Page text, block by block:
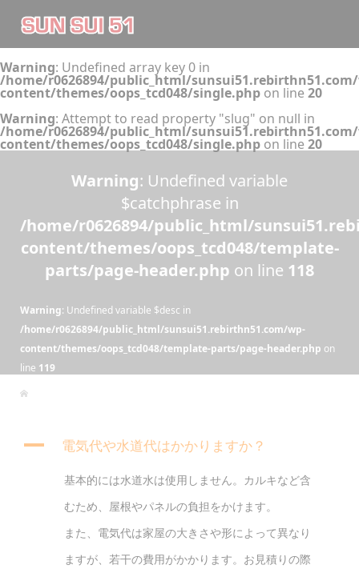
Warning: Undefined array key 0 in
/home/r0626894/public_html/
content/themes/oops_tcd048/single.php on line 20
Warning: Attempt to read property "slug" on null in
/home/r0626894/public_html/
content/themes/oops_tcd048/single.php on line 20
Warning: Undefined variable
$catchphrase in
/home/r0626894/public_html/
content/themes/oops_tcd048/template-
parts/page-header.php on line 118
Warning: Undefined variable $desc in
/home/r0626894/public_html/sunsui51.rebirthn51.com/wp-
content/themes/oops_tcd048/template-parts/page-header.php on
line 119
A 電気代や水道代はかかりますか？
基本的には水道水は使用しません。カルキなど含
むため、屋根やパネルの負担をかけます。
また、電気代は家屋の大きさや形によって異なり
ますが、若干の費用がかかります。お見積りの際